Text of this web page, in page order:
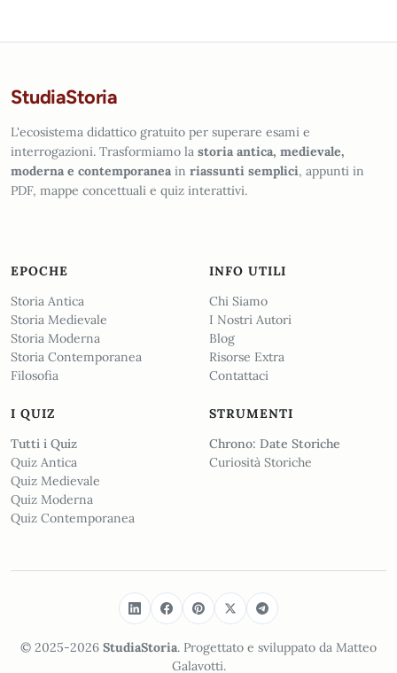
StudiaStoria
L'ecosistema didattico gratuito per superare esami e
interrogazioni. Trasformiamo la storia antica, medievale,
moderna e contemporanea in riassunti semplici, appunti in
PDF, mappe concettuali e quiz interattivi.
EPOCHE
Storia Antica
Storia Medievale
Storia Moderna
Storia Contemporanea
Filosofia
I QUIZ
Tutti i Quiz
Quiz Antica
Quiz Medievale
Quiz Moderna
Quiz Contemporanea
STRUMENTI
Chrono: Date Storiche
Curiosità Storiche
INFO UTILI
Chi Siamo
I Nostri Autori
Blog
Risorse Extra
Contattaci
© 2025-2026 StudiaStoria. Progettato e sviluppato da Matteo
Galavotti.